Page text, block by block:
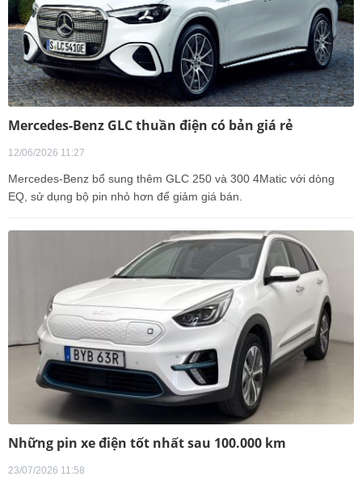
Mercedes-Benz GLC thuần điện có bản giá rẻ
12/06/2026 11:27
Mercedes-Benz bổ sung thêm GLC 250 và 300 4Matic với dòng
EQ, sử dụng bộ pin nhỏ hơn để giảm giá bán.
Những pin xe điện tốt nhất sau 100.000 km
23/07/2026 11:58